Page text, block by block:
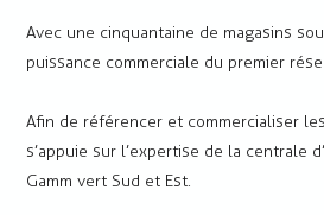
Avec une cinquantaine de magasins
puissance commerciale du premier
Afin de référencer et commercialiser
s’appuie sur l’expertise de la centrale
Gamm vert Sud et Est.